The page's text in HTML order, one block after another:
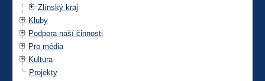
Zlínský kraj
Kluby
Podpora naší činnosti
Pro média
Kultura
Projekty